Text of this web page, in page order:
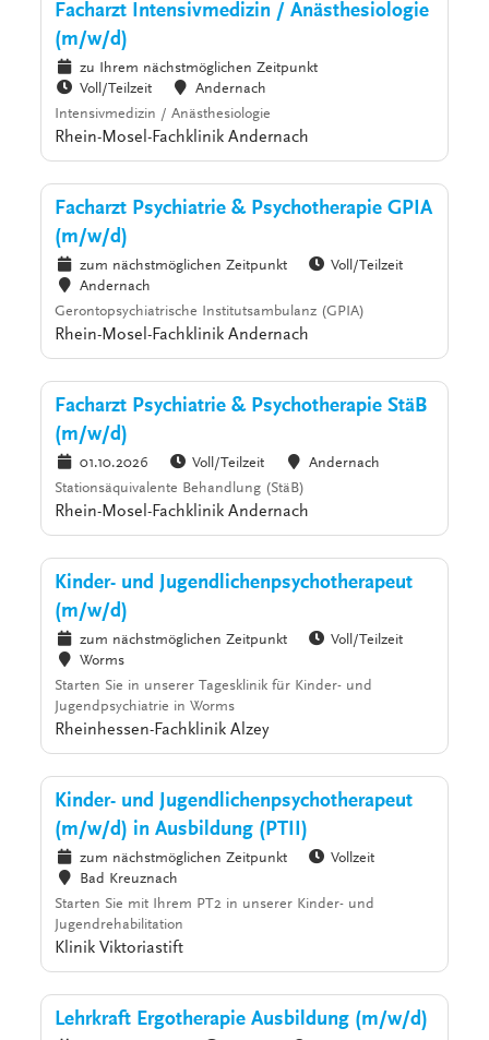
Facharzt Intensivmedizin / Anästhesiologie
(m/w/d)
zu Ihrem nächstmöglichen Zeitpunkt
Voll/Teilzeit
Andernach
Intensivmedizin / Anästhesiologie
Rhein-Mosel-Fachklinik Andernach
Facharzt Psychiatrie & Psychotherapie GPIA
(m/w/d)
zum nächstmöglichen Zeitpunkt
Voll/Teilzeit
Andernach
Gerontopsychiatrische Institutsambulanz (GPIA)
Rhein-Mosel-Fachklinik Andernach
Facharzt Psychiatrie & Psychotherapie StäB
(m/w/d)
01.10.2026 Voll/Teilzeit
Andernach
Stationsäquivalente Behandlung (StäB)
Rhein-Mosel-Fachklinik Andernach
Kinder- und Jugendlichenpsychotherapeut
(m/w/d)
zum nächstmöglichen Zeitpunkt
Voll/Teilzeit
Worms
Starten Sie in unserer Tagesklinik für Kinder- und
Jugendpsychiatrie in Worms
Rheinhessen-Fachklinik Alzey
Kinder- und Jugendlichenpsychotherapeut
(m/w/d) in Ausbildung (PTII)
zum nächstmöglichen Zeitpunkt
Vollzeit
Bad Kreuznach
Starten Sie mit Ihrem PT2 in unserer Kinder- und
Jugendrehabilitation
Klinik Viktoriastift
Lehrkraft Ergotherapie Ausbildung (m/w/d)